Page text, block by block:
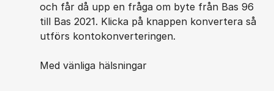
och får då upp en fråga om byte från Bas 96
till Bas 2021. Klicka på knappen konvertera så
utförs kontokonverteringen.
Med vänliga hälsningar